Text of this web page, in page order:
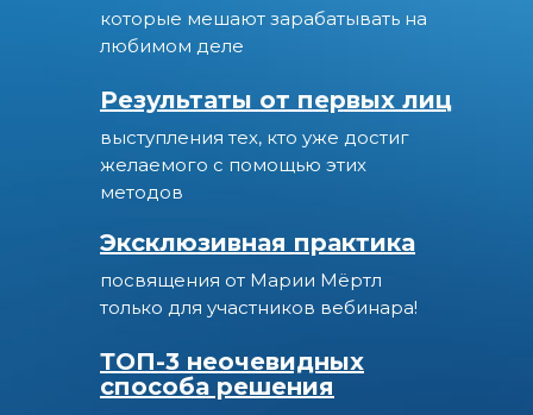
которые мешают зарабатывать на
любимом деле
ТОП-3 неочевидных
способа решения
Результаты от первых лиц
выступления тех, кто уже достиг
желаемого с помощью этих
методов
Эксклюзивная практика
посвящения от Марии Мёртл
только для участников вебинара!